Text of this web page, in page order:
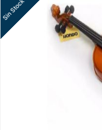
Sin Stock